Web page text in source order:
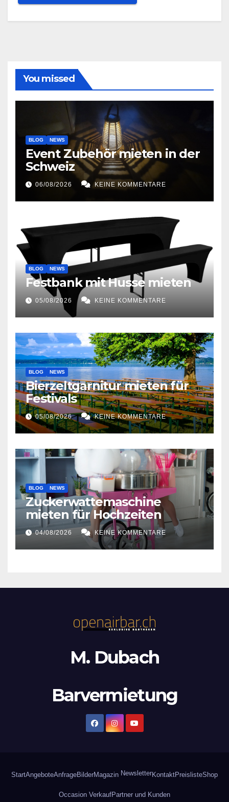
You missed
BLOG NEWS
Event Zubehör mieten in der
Schweiz
06/08/2026 KEINE KOMMENTARE
BLOG NEWS
Festbank mit Husse mieten
05/08/2026 KEINE KOMMENTARE
BLOG NEWS
Bierzeltgarnitur mieten für
Festivals
05/08/2026 KEINE KOMMENTARE
BLOG NEWS
Zuckerwattemaschine
mieten für Hochzeiten
04/08/2026 KEINE KOMMENTARE
M. Dubach
Barvermietung
StartAngeboteAnfrageBilderMagazin NewsletterKontaktPreislisteShop
Occasion VerkaufPartner und Kunden